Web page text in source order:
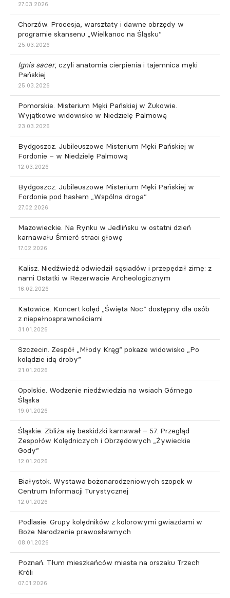
27.03.2026
Chorzów. Procesja, warsztaty i dawne obrzędy w
programie skansenu „Wielkanoc na Śląsku”
25.03.2026
Ignis sacer, czyli anatomia cierpienia i tajemnica męki
Pańskiej
25.03.2026
Pomorskie. Misterium Męki Pańskiej w Żukowie.
Wyjątkowe widowisko w Niedzielę Palmową
23.03.2026
Bydgoszcz. Jubileuszowe Misterium Męki Pańskiej w
Fordonie – w Niedzielę Palmową
12.03.2026
Bydgoszcz. Jubileuszowe Misterium Męki Pańskiej w
Fordonie pod hasłem „Wspólna droga”
27.02.2026
Mazowieckie. Na Rynku w Jedlińsku w ostatni dzień
karnawału Śmierć straci głowę
17.02.2026
Kalisz. Niedźwiedź odwiedził sąsiadów i przepędził zimę: z
nami Ostatki w Rezerwacie Archeologicznym
16.02.2026
Katowice. Koncert kolęd „Święta Noc” dostępny dla osób
z niepełnosprawnościami
31.01.2026
Szczecin. Zespół „Młody Krąg” pokaże widowisko „Po
kolądzie idą droby”
21.01.2026
Opolskie. Wodzenie niedźwiedzia na wsiach Górnego
Śląska
19.01.2026
Śląskie. Zbliża się beskidzki karnawał – 57. Przegląd
Zespołów Kolędniczych i Obrzędowych „Żywieckie
Gody”
12.01.2026
Białystok. Wystawa bożonarodzeniowych szopek w
Centrum Informacji Turystycznej
12.01.2026
Podlasie. Grupy kolędników z kolorowymi gwiazdami w
Boże Narodzenie prawosławnych
08.01.2026
Poznań. Tłum mieszkańców miasta na orszaku Trzech
Króli
07.01.2026